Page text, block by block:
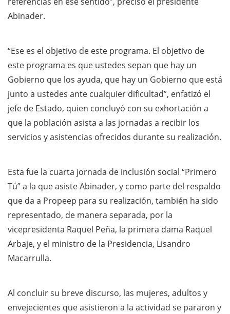
Abinader.
“Ese es el objetivo de este programa. El objetivo de
este programa es que ustedes sepan que hay un
Gobierno que los ayuda, que hay un Gobierno que está
junto a ustedes ante cualquier dificultad”, enfatizó el
jefe de Estado, quien concluyó con su exhortación a
que la población asista a las jornadas a recibir los
servicios y asistencias ofrecidos durante su realización.
Esta fue la cuarta jornada de inclusión social “Primero
Tú” a la que asiste Abinader, y como parte del respaldo
que da a Propeep para su realización, también ha sido
representado, de manera separada, por la
vicepresidenta Raquel Peña, la primera dama Raquel
Arbaje, y el ministro de la Presidencia, Lisandro
Macarrulla.
Al concluir su breve discurso, las mujeres, adultos y
envejecientes que asistieron a la actividad se pararon y